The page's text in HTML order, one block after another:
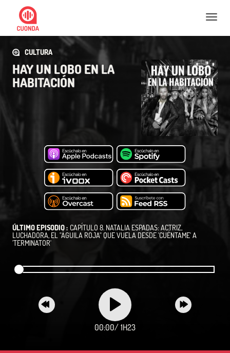
Nav
CULTURA
HAY UN LOBO EN LA
HABITACIÓN
ÚLTIMO EPISODIO : CAPÍTULO 8. NATALIA ESPADAS: ACTRIZ,
LUCHADORA, EL "ÁGUILA ROJA" QUE VUELA DESDE 'CUÉNTAME' A
'TERMINATOR'
00:00/ 1H23